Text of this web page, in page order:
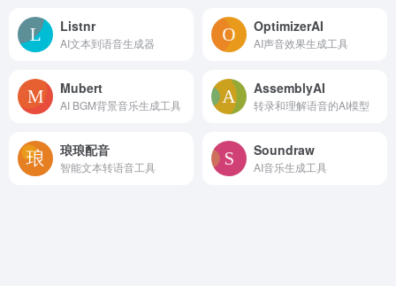
Listnr
AI文本到语音生成器
OptimizerAI
AI声音效果生成工具
Mubert
AI BGM背景音乐生成工具
AssemblyAI
转录和理解语音的AI模型
琅琅配音
智能文本转语音工具
Soundraw
AI音乐生成工具